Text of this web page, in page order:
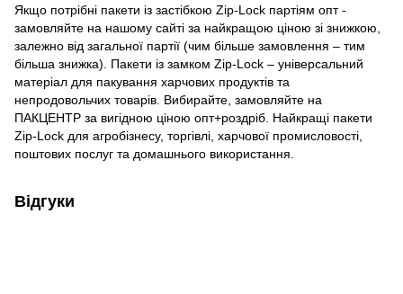
Якщо потрібні пакети із застібкою Zip-Lock партіям опт -
замовляйте на нашому сайті за найкращою ціною зі знижкою,
залежно від загальної партії (чим більше замовлення – тим
більша знижка). Пакети із замком Zip-Lock – універсальний
матеріал для пакування харчових продуктів та
непродовольчих товарів. Вибирайте, замовляйте на
ПАКЦЕНТР за вигідною ціною опт+роздріб. Найкращі пакети
Zip-Lock для агробізнесу, торгівлі, харчової промисловості,
поштових послуг та домашнього використання.
Відгуки